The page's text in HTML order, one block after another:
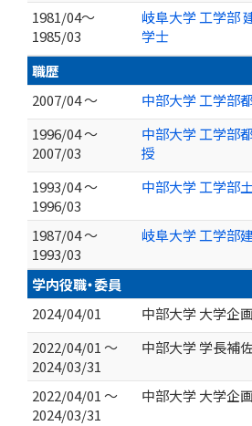
1981/04～
1985/03
岐阜大学 工学部
学士
職歴
2007/04 ～
中部大学 工学部
1996/04 ～
2007/03
中部大学 工学部
授
1993/04 ～
1996/03
中部大学 工学部
1987/04 ～
1993/03
岐阜大学 工学部
学内役職・委員
2024/04/01
中部大学 大学企
2022/04/01 ～
2024/03/31
中部大学 学長補
2022/04/01 ～
2024/03/31
中部大学 大学企